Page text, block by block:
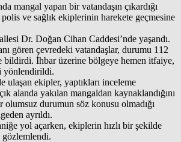
mangal yapan bir vatandaşın çıkardığı
ve sağlık ekiplerinin harekete geçmesine
Dr. Doğan Cihan Caddesi’nde yaşandı.
gören çevredeki vatandaşlar, durumu 112
bildirdi. İhbar üzerine bölgeye hemen itfaiye,
yönlendirildi.
ulaşan ekipler, yaptıkları inceleme
alanda yakılan mangaldan kaynaklandığını
durumun söz konusu olmadığı
ayrıldı.
yol açarken, ekiplerin hızlı bir şekilde
gözlemlendi.